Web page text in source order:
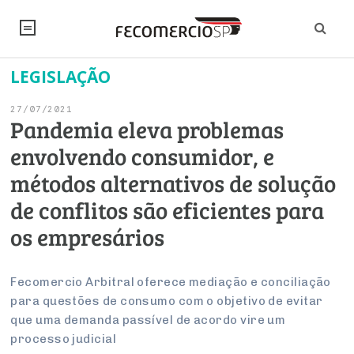
NOTÍCIAS
Editorial
Artigos
Institucional
Debates Fecomercio-SP
PROJETOS ESPECIAIS:
UM BRASIL
Economia
Pesquisas
Brasil
Internacional
Modernização do Estado
Economia Digital
Inteligência Artificial
Legislação
Trabalho
Reforma Tributária
Negócios
Atacado
Sustentabilidade
Últimas Notícias
SINDICATOS
PESQUISAS
FALE CONOSCO
INSTITUCIONAL
Imprensa
Negociações Coletivas
CONSELHOS
Conselho de Turismo
Conselho de Emprego e Relações do Trabalho
EMPRESAS
LEGISLAÇÃO
27/07/2021
Pandemia eleva problemas
envolvendo consumidor, e
métodos alternativos de solução
de conflitos são eficientes para
os empresários
Fecomercio Arbitral oferece mediação e conciliação
para questões de consumo com o objetivo de evitar
que uma demanda passível de acordo vire um
processo judicial